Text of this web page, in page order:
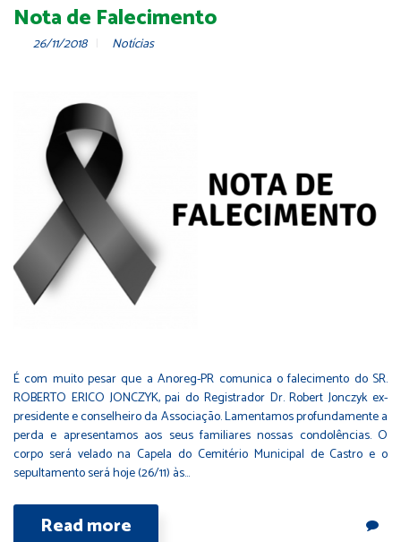
Nota de Falecimento
26/11/2018 Notícias
É com muito pesar que a Anoreg-PR comunica o falecimento do SR.
ROBERTO ERICO JONCZYK, pai do Registrador Dr. Robert Jonczyk ex-
presidente e conselheiro da Associação. Lamentamos profundamente a
perda e apresentamos aos seus familiares nossas condolências. O
corpo será velado na Capela do Cemitério Municipal de Castro e o
sepultamento será hoje (26/11) às…
Read more